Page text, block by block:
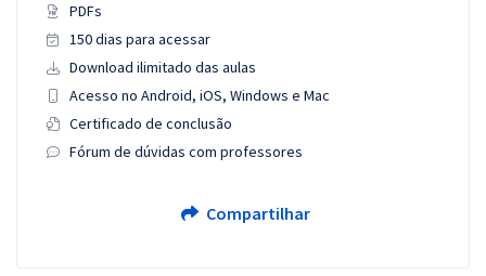
PDFs
150 dias para acessar
Download ilimitado das aulas
Acesso no Android, iOS, Windows e Mac
Certificado de conclusão
Fórum de dúvidas com professores
Compartilhar